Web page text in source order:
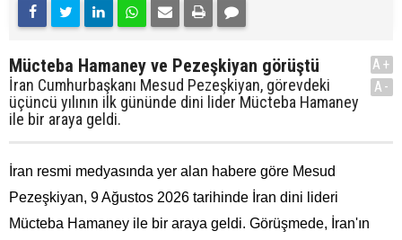
Mücteba Hamaney ve Pezeşkiyan görüştü
İran Cumhurbaşkanı Mesud Pezeşkiyan, görevdeki
üçüncü yılının ilk gününde dini lider Mücteba Hamaney
ile bir araya geldi.
A+
A-
İran resmi medyasında yer alan habere göre Mesud
Pezeşkiyan, 9 Ağustos 2026 tarihinde İran dini lideri
Mücteba Hamaney ile bir araya geldi. Görüşmede, İran'ın